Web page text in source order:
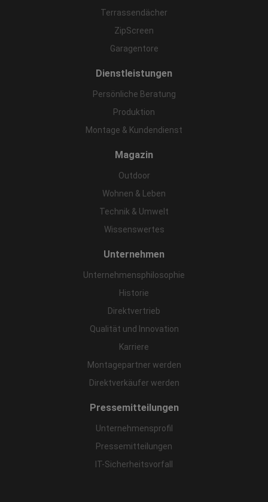
Terrassendächer
ZipScreen
Garagentore
Dienstleistungen
Persönliche Beratung
Produktion
Montage & Kundendienst
Magazin
Outdoor
Wohnen & Leben
Technik & Umwelt
Wissenswertes
Unternehmen
Unternehmensphilosophie
Historie
Direktvertrieb
Qualität und Innovation
Karriere
Montagepartner werden
Direktverkäufer werden
Pressemitteilungen
Unternehmensprofil
Pressemitteilungen
IT-Sicherheitsvorfall